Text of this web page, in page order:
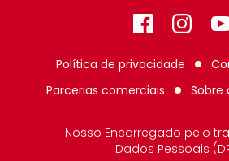
Facebook
Política de privacidade
Parcerias comerciais
Sobre
Nosso Encarregado pelo
Dados Pessoais